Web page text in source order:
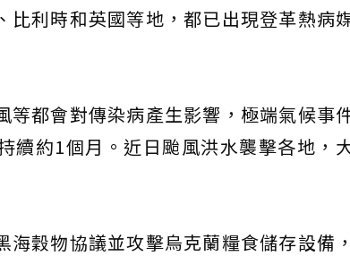
利時和英國等地，都已出現登革熱病
都會對傳染病產生影響，極端氣候事
續約1個月。近日颱風洪水襲擊各地，
穀物協議並攻擊烏克蘭糧食儲存設備